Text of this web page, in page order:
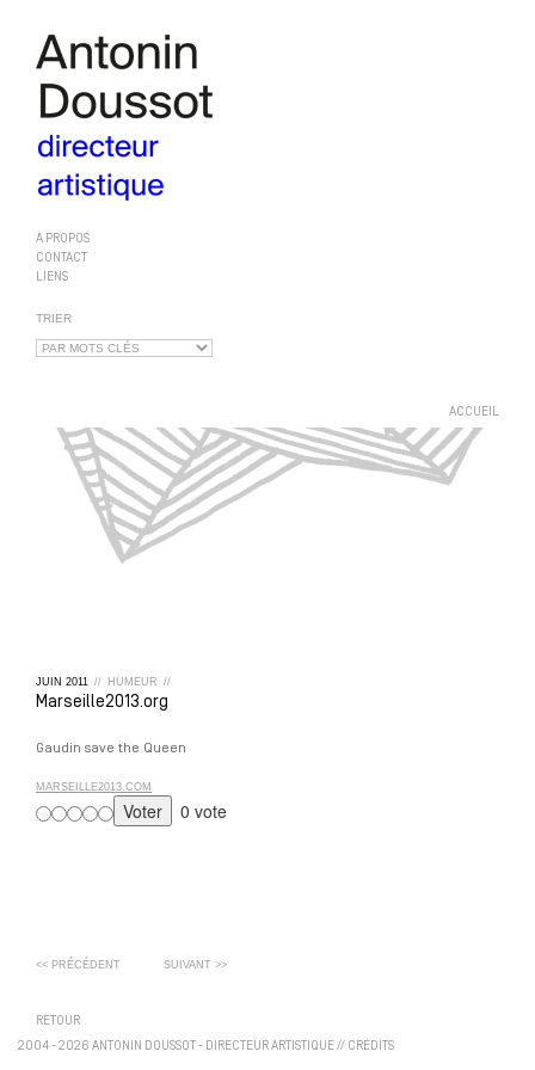
À PROPOS
CONTACT
LIENS
TRIER
ACCUEIL
JUIN 2011 // HUMEUR //
Marseille2013.org
Gaudin save the Queen
MARSEILLE2013.COM
0 vote
<< PRÉCÉDENT SUIVANT >>
RETOUR
2004 - 2026 ANTONIN DOUSSOT - DIRECTEUR ARTISTIQUE// CRÉDITS